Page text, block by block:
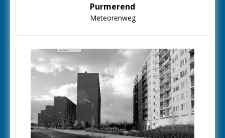
Purmerend
Meteorenweg